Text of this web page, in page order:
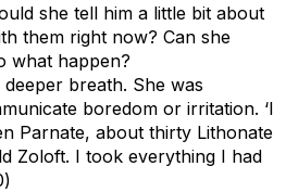
she tell him a little bit about
them right now? Can she
what happen?
breath. She was
boredom or irritation. ‘I
Parnate, about thirty Lithonate
Zoloft. I took everything I had